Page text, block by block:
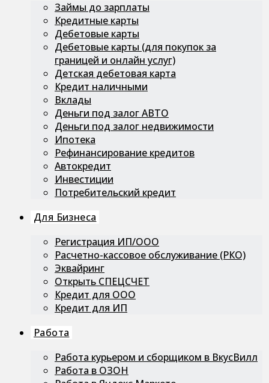
Займы до зарплаты
Кредитные карты
Дебетовые карты
Дебетовые карты (для покупок за
границей и онлайн услуг)
Детская дебетовая карта
Кредит наличными
Вклады
Деньги под залог АВТО
Деньги под залог недвижимости
Ипотека
Рефинансирование кредитов
Автокредит
Инвестиции
Потребительский кредит
Для Бизнеса
Регистрация ИП/ООО
Расчетно-кассовое обслуживание (РКО)
Эквайринг
Открыть СПЕЦСЧЕТ
Кредит для ООО
Кредит для ИП
Работа
Работа курьером и сборщиком в ВкусВилл
Работа в ОЗОН